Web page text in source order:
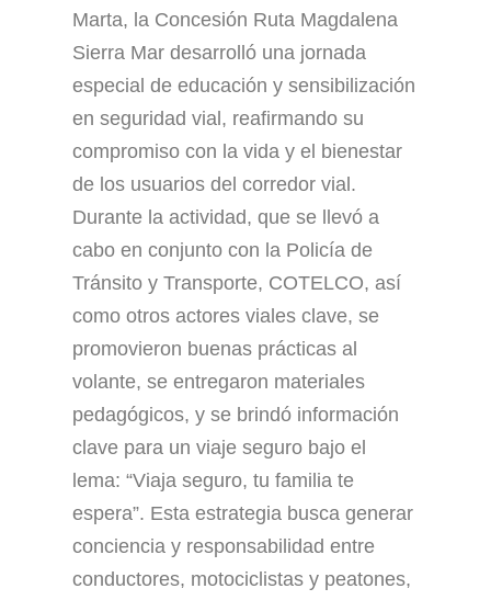
Marta, la Concesión Ruta Magdalena
Sierra Mar desarrolló una jornada
especial de educación y sensibilización
en seguridad vial, reafirmando su
compromiso con la vida y el bienestar
de los usuarios del corredor vial.
Durante la actividad, que se llevó a
cabo en conjunto con la Policía de
Tránsito y Transporte, COTELCO, así
como otros actores viales clave, se
promovieron buenas prácticas al
volante, se entregaron materiales
pedagógicos, y se brindó información
clave para un viaje seguro bajo el
lema: “Viaja seguro, tu familia te
espera”. Esta estrategia busca generar
conciencia y responsabilidad entre
conductores, motociclistas y peatones,